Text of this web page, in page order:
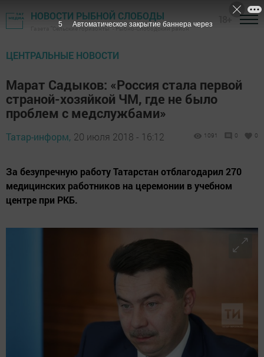
НОВОСТИ РЫБНОЙ СЛОБОДЫ
Газета "Сельские горизонты" - Рыбно-Слободский район
ЦЕНТРАЛЬНЫЕ НОВОСТИ
Марат Садыков: «Россия стала первой
страной-хозяйкой ЧМ, где не было
проблем с медслужбами»
Татар-информ, 20 июля 2018 - 16:12 1091 0 0
За безупречную работу Татарстан отблагодарил 270
медицинских работников на церемонии в учебном
центре при РКБ.
4 Автоматическое закрытие баннера через